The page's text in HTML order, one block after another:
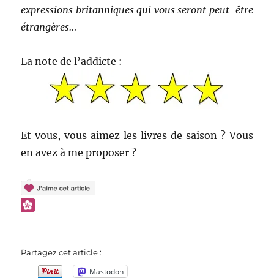
expressions britanniques qui vous seront peut-être
étrangères…
La note de l’addicte :
Et vous, vous aimez les livres de saison ? Vous
en avez à me proposer ?
Partagez cet article :
Mastodon